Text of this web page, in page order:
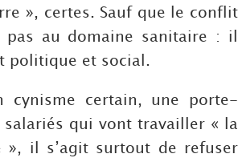
», certes. Sauf que le conflit
pas au domaine sanitaire : il
politique et social.
cynisme certain, une porte-
qui vont travailler « la
», il s’agit surtout de refuser